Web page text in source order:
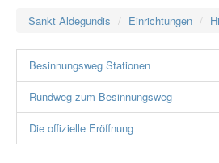
Wir für Sie
Seelsorge
Kirchorte
Einrichtungen
Sankt Aldegundis Einrichtungen
Besinnungsweg Stationen
Rundweg zum Besinnungsweg
Die offizielle Eröffnung